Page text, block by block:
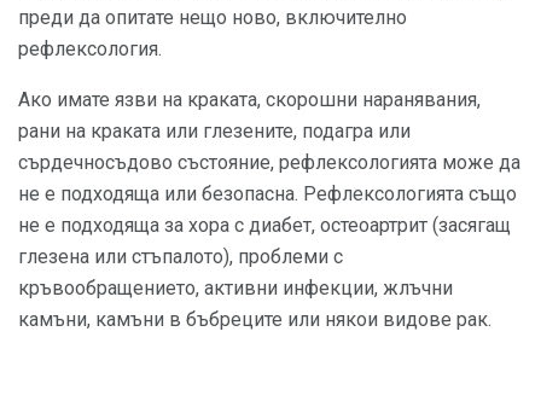
преди да опитате нещо ново, включително
рефлексология.
Ако имате язви на краката, скорошни наранявания,
рани на краката или глезените, подагра или
сърдечносъдово състояние, рефлексологията може да
не е подходяща или безопасна. Рефлексологията също
не е подходяща за хора с диабет, остеоартрит (засягащ
глезена или стъпалото), проблеми с
кръвообращението, активни инфекции, жлъчни
камъни, камъни в бъбреците или някои видове рак.